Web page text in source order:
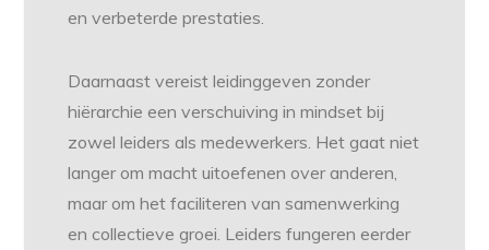
en verbeterde prestaties.
Daarnaast vereist leidinggeven zonder
hiërarchie een verschuiving in mindset bij
zowel leiders als medewerkers. Het gaat niet
langer om macht uitoefenen over anderen,
maar om het faciliteren van samenwerking
en collectieve groei. Leiders fungeren eerder